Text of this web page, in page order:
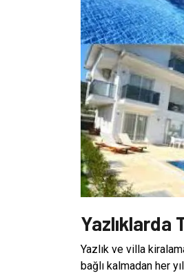
Yazlıklarda
Yazlık ve villa
bağlı kalmadan her